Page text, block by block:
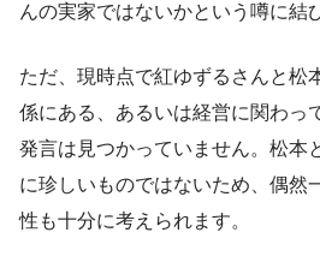
んの実家ではないかという噂に結
ただ、現時点で紅ゆずるさんと松
係にある、あるいは経営に関わっ
発言は見つかっていません。松本
に珍しいものではないため、偶然
性も十分に考えられます。